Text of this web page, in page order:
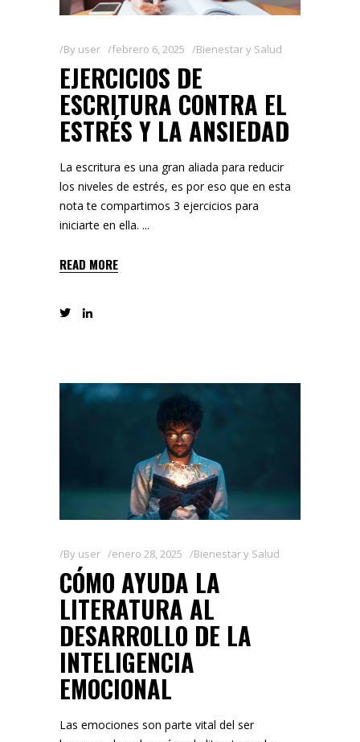
By user febrero 6, 2025 Bienestar y Salud
EJERCICIOS DE
ESCRITURA CONTRA EL
ESTRÉS Y LA ANSIEDAD
La escritura es una gran aliada para reducir
los niveles de estrés, es por eso que en esta
nota te compartimos 3 ejercicios para
iniciarte en ella.
READ MORE
By user enero 28, 2025 Bienestar y Salud
CÓMO AYUDA LA
LITERATURA AL
DESARROLLO DE LA
INTELIGENCIA
EMOCIONAL
Las emociones son parte vital del ser